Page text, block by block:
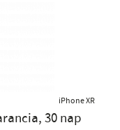
iPhone XR
30 nap